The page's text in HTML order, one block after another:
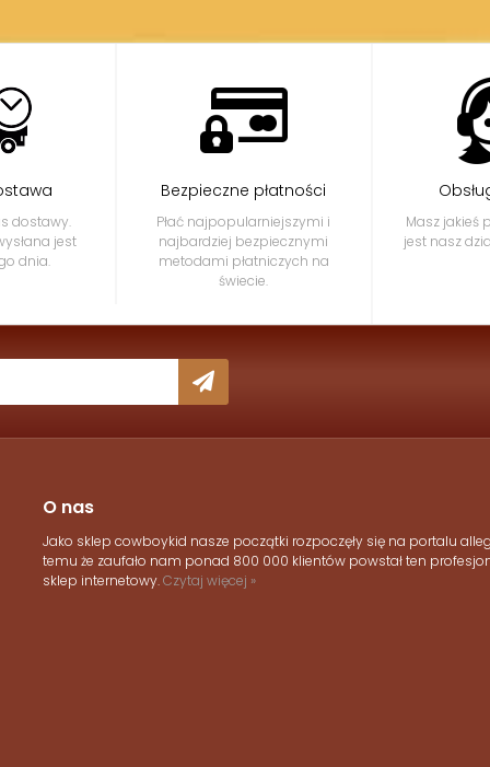
dostawy.
jest
dnia.
Bezpieczne płatności
Płać najpopularniejszymi i
najbardziej bezpiecznymi
metodami płatniczych na
świecie.
Masz jakieś
jest nasz
O nas
Jako sklep cowboykid nasze początki rozpoczęły się na portalu
temu że zaufało nam ponad 800 000 klientów powstał ten
sklep internetowy.Czytaj więcej »